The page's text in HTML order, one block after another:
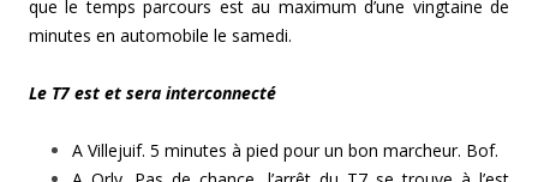
que le temps parcours est au maximum d’une vingtaine de
minutes en automobile le samedi.
Le T7 est et sera interconnecté
A Villejuif. 5 minutes à pied pour un bon marcheur. Bof.